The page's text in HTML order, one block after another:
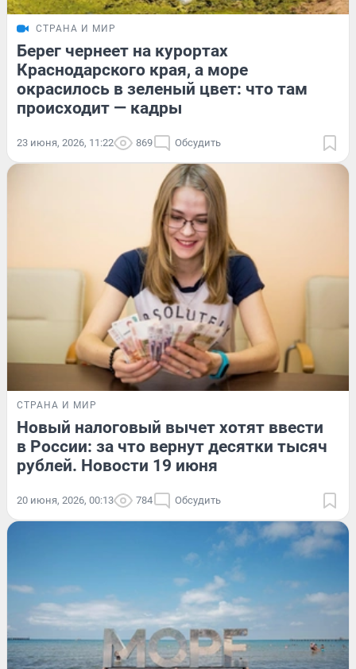
СТРАНА И МИР
Берег чернеет на курортах
Краснодарского края, а море
окрасилось в зеленый цвет: что там
происходит — кадры
23 июня, 2026, 11:22 869 Обсудить
СТРАНА И МИР
Новый налоговый вычет хотят ввести
в России: за что вернут десятки тысяч
рублей. Новости 19 июня
20 июня, 2026, 00:13 784 Обсудить